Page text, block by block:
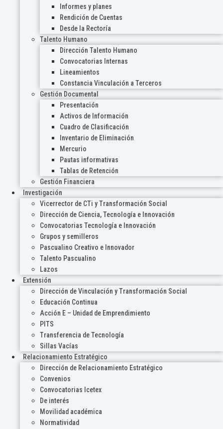
Informes y planes
Rendición de Cuentas
Desde la Rectoría
Talento Humano
Dirección Talento Humano
Convocatorias Internas
Lineamientos
Constancia Vinculación a Terceros
Gestión Documental
Presentación
Activos de Información
Cuadro de Clasificación
Inventario de Eliminación
Mercurio
Pautas informativas
Tablas de Retención
Gestión Financiera
Investigación
Vicerrector de CTi y Transformación Social
Dirección de Ciencia, Tecnología e Innovación
Convocatorias Tecnología e Innovación
Grupos y semilleros
Pascualino Creativo e Innovador
Talento Pascualino
Lazos
Extensión
Dirección de Vinculación y Transformación Social
Educación Continua
Acción E – Unidad de Emprendimiento
PITS
Transferencia de Tecnología
Sillas Vacías
Relacionamiento Estratégico
Dirección de Relacionamiento Estratégico
Convenios
Convocatorias Icetex
De interés
Movilidad académica
Normatividad